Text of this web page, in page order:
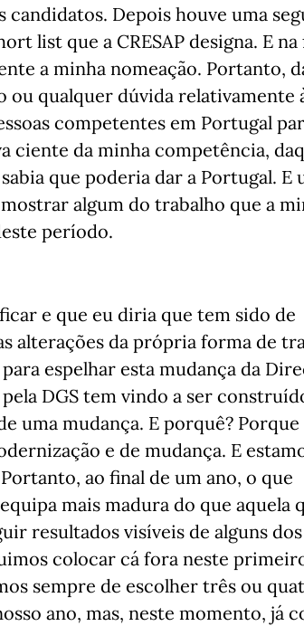
candidatos. Depois houve uma
list que a CRESAP designa. E na
a minha nomeação. Portanto,
ou qualquer dúvida relativamente
competentes em Portugal
ciente da minha competência,
que poderia dar a Portugal. E
algum do trabalho que a
período.
e que eu diria que tem sido de
alterações da própria forma de
espelhar esta mudança da
DGS tem vindo a ser
uma mudança. E porquê? Porque
e de mudança. E
ao final de um ano, o que
mais madura do que aquela
resultados visíveis de alguns dos
colocar cá fora neste
sempre de escolher três ou
ano, mas, neste momento, já